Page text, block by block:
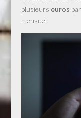
plusieurs euros
mensuel.